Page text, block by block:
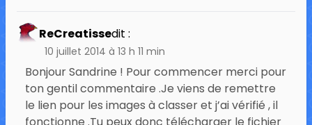
ReCreatissedit :
10 juillet 2014 à 13 h 11 min
Bonjour Sandrine ! Pour commencer merci pour
ton gentil commentaire .Je viens de remettre
le lien pour les images à classer et j’ai vérifié , il
fonctionne .Tu peux donc télécharger le fichier